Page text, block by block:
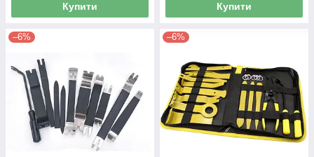
Купити Купити
–6% –6%